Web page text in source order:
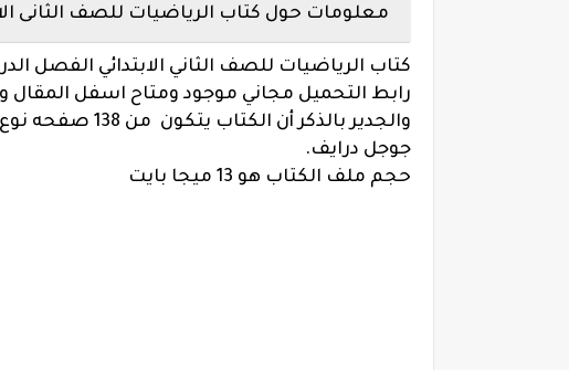
معلومات حول كتاب الرياضيات للصف الثانى
كتاب الرياضيات للصف الثاني الابتدائي الفصل
رابط التحميل مجاني موجود ومتاح اسفل المقال
جوجل درايف.
حجم ملف الكتاب هو 13 ميجا بايت